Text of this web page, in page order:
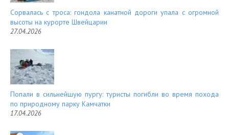
Сорвалась с троса: гондола канатной дороги упала с огромной
высоты на курорте Швейцарии
27.04.2026
Попали в сильнейшую пургу: туристы погибли во время похода
по природному парку Камчатки
17.04.2026